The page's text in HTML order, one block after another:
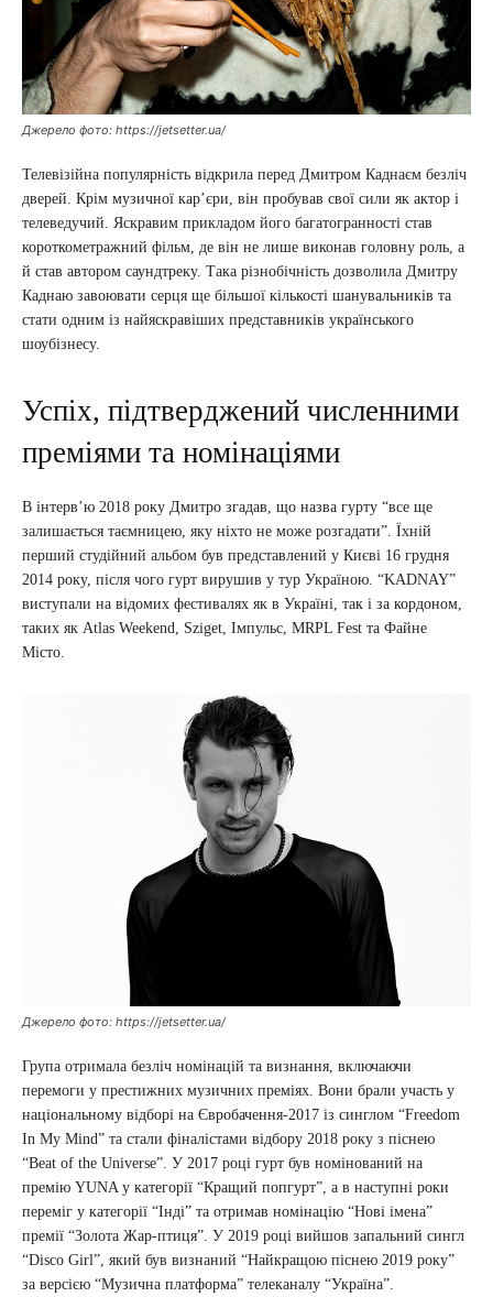
Джерело фото: https://jetsetter.ua/
Телевізійна популярність відкрила перед Дмитром Каднаєм безліч
дверей. Крім музичної кар’єри, він пробував свої сили як актор і
телеведучий. Яскравим прикладом його багатогранності став
короткометражний фільм, де він не лише виконав головну роль, а
й став автором саундтреку. Така різнобічність дозволила Дмитру
Каднаю завоювати серця ще більшої кількості шанувальників та
стати одним із найяскравіших представників українського
шоубізнесу.
Успіх, підтверджений численними
преміями та номінаціями
В інтерв’ю 2018 року Дмитро згадав, що назва гурту “все ще
залишається таємницею, яку ніхто не може розгадати”. Їхній
перший студійний альбом був представлений у Києві 16 грудня
2014 року, після чого гурт вирушив у тур Україною. “KADNAY”
виступали на відомих фестивалях як в Україні, так і за кордоном,
таких як Atlas Weekend, Sziget, Імпульс, MRPL Fest та Файне
Місто.
Джерело фото: https://jetsetter.ua/
Група отримала безліч номінацій та визнання, включаючи
перемоги у престижних музичних преміях. Вони брали участь у
національному відборі на Євробачення-2017 із синглом “Freedom
In My Mind” та стали фіналістами відбору 2018 року з піснею
“Beat of the Universe”. У 2017 році гурт був номінований на
премію YUNA у категорії “Кращий попгурт”, а в наступні роки
переміг у категорії “Інді” та отримав номінацію “Нові імена”
премії “Золота Жар-птиця”. У 2019 році вийшов запальний сингл
“Disco Girl”, який був визнаний “Найкращою піснею 2019 року”
за версією “Музична платформа” телеканалу “Україна”.